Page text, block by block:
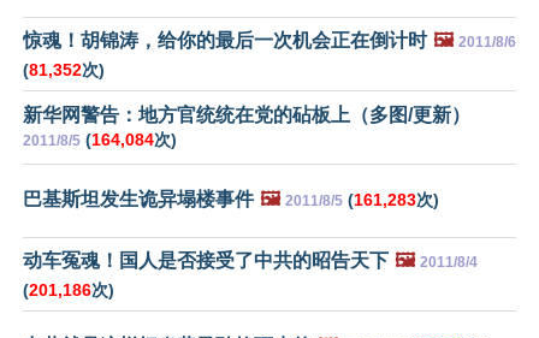
惊魂！胡锦涛，给你的最后一次机会正在倒计时 🖼️ 2011/8/6
(81,352次)
新华网警告：地方官统统在党的砧板上（多图/更新）
2011/8/5 (164,084次)
巴基斯坦发生诡异塌楼事件 🖼️ 2011/8/5 (161,283次)
动车冤魂！国人是否接受了中共的昭告天下 🖼️ 2011/8/4
(201,186次)